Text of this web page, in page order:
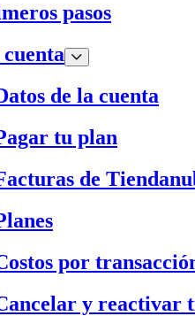
pasos
de la cuenta
tu plan
de
por
y reactivar